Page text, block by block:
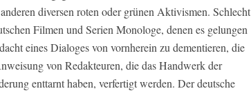
diversen roten oder grünen Aktivismen. Schlecht
Filmen und Serien Monologe, denen es gelungen
eines Dialoges von vornherein zu dementieren, die
von Redakteuren, die das Handwerk der
enttarnt haben, verfertigt werden. Der deutsche